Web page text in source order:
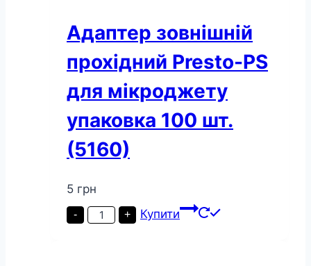
Адаптер зовнішній
прохідний Presto-PS
для мікроджету
упаковка 100 шт.
(5160)
5 грн
-
Адаптер
зовнішній
+ Купити